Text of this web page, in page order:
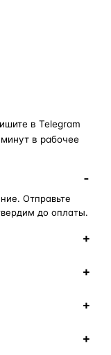
в Telegram
в рабочее
Отправьте
до оплаты.